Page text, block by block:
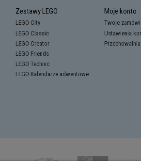
Zestawy LEGO
LEGO City
LEGO Classic
LEGO Creator
LEGO Friends
LEGO Technic
LEGO Kalendarze adwentowe
Moje konto
Twoje
Ustawienia
Przechowalnia